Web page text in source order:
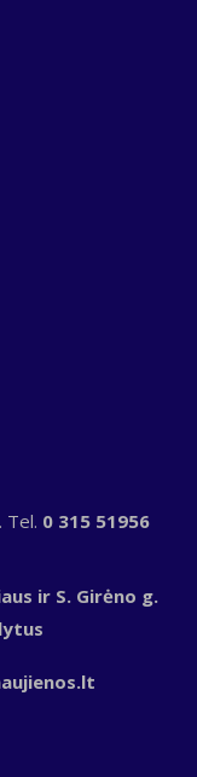
Tel. 0 315 51956
ir S. Girėno g.